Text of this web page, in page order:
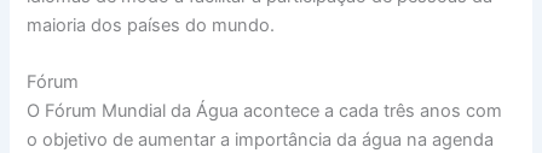
maioria dos países do mundo.
Fórum
O Fórum Mundial da Água acontece a cada três anos com
o objetivo de aumentar a importância da água na agenda